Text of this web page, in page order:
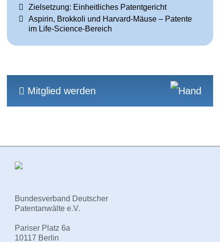
Zielsetzung: Einheitliches Patentgericht
Aspirin, Brokkoli und Harvard-Mäuse – Patente
im Life-Science-Bereich
Mitglied werden
Bundesverband Deutscher
Patentanwälte e.V.
Pariser Platz 6a
10117 Berlin